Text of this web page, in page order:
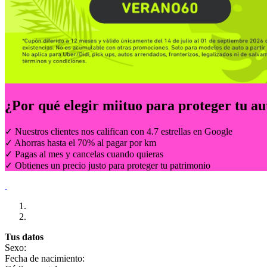
¿Por qué elegir miituo para proteger tu
✓ Nuestros clientes nos califican con 4.7 estrellas en Google
✓ Ahorras hasta el 70% al pagar por km
✓ Pagas al mes y cancelas cuando quieras
✓ Obtienes un precio justo para proteger tu patrimonio
Tus datos
Sexo:
Fecha de nacimiento: